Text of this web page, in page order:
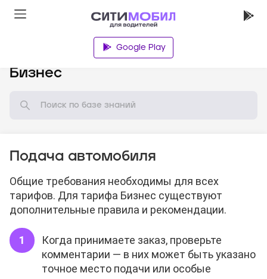
Google Play
Бизнес
Подача автомобиля
Общие требования необходимы для всех
тарифов. Для тарифа Бизнес существуют
дополнительные правила и рекомендации.
Когда принимаете заказ, проверьте
комментарии — в них может быть указано
точное место подачи или особые